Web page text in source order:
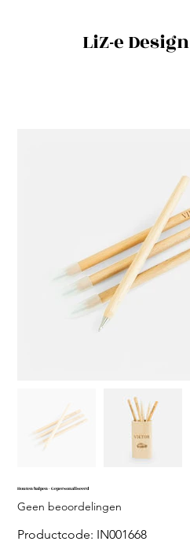
LiZ-e Design
Houten balpen - Gepersonaliseerd
Geen beoordelingen
Productcode: Productcode
IN001668
IN001668